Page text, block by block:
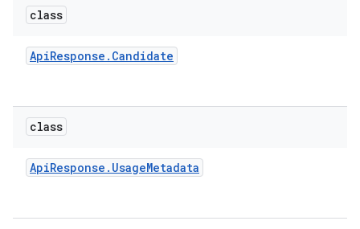
class
ApiResponse . Candidate
class
ApiResponse . UsageMetadata